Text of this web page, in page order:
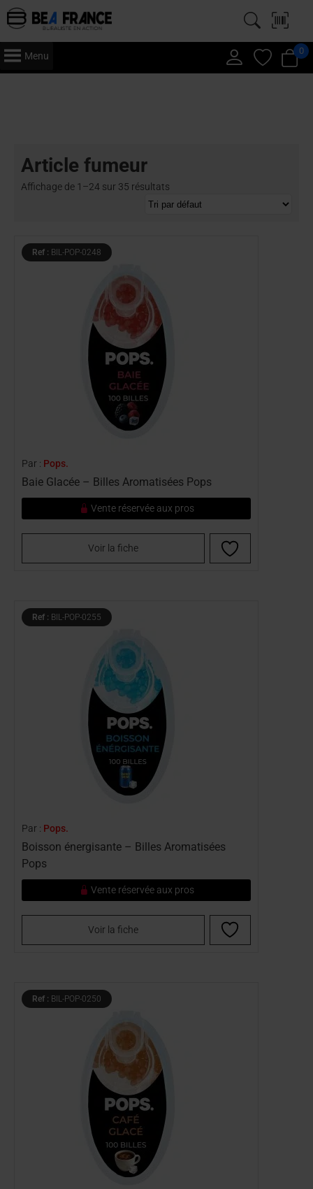
Menu 0
Article fumeur
Affichage de 1–24 sur 35 résultats
Ref : BIL-POP-0248
Par : Pops.
Baie Glacée – Billes Aromatisées Pops
Vente réservée aux pros
Voir la fiche
Ref : BIL-POP-0255
Par : Pops.
Boisson énergisante – Billes Aromatisées
Pops
Vente réservée aux pros
Voir la fiche
Ref : BIL-POP-0250